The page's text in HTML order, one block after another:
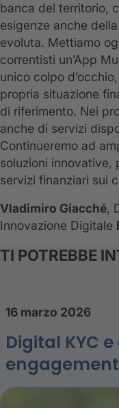
banca del territorio,
esigenze anche
evoluta. Mettiamo
correntisti un’App
unico colpo
propria situazione
di riferimento. Nei
anche di servizi
Continueremo ad
soluzioni innovative,
servizi finanziari sui
Vladimiro Giacché,
Innovazione Digitale
TI POTREBBE
16 marzo 2026
Digital KYC